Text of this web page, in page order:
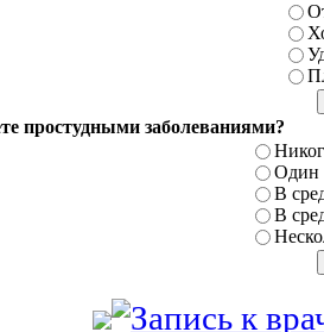
простудными заболеваниями?
Один
В
В